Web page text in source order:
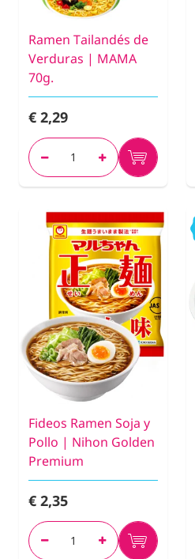
Ramen Tailandés de
Verduras | MAMA
70g.
€ 2,29
Fideos Ramen Soja y
Pollo | Nihon Golden
Premium
€ 2,35